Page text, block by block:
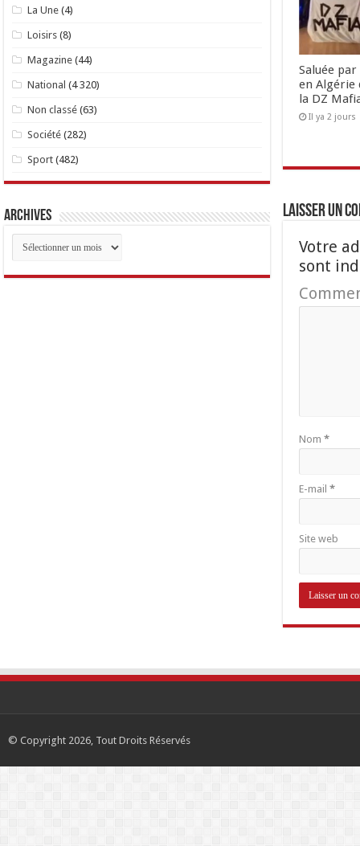
Saluée
en Algérie
la DZ
Il ya 2 jours
Laisser un
Votre
sont
Nom *
E-mail *
Site web
La Une (4)
Loisirs (8)
Magazine (44)
National (4 320)
Non classé (63)
Société (282)
Sport (482)
Archives
Archives
© Copyright 2026, Tout Droits Réservés